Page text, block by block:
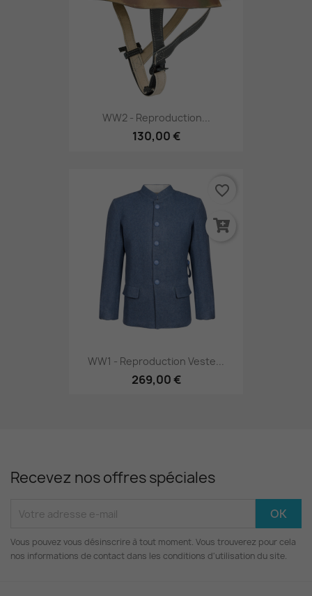
WW2 - Reproduction...
130,00 €
WW1 - Reproduction Veste...
269,00 €
favorite_border
Recevez nos offres spéciales
Vous pouvez vous désinscrire à tout moment. Vous trouverez pour cela
nos informations de contact dans les conditions d'utilisation du site.